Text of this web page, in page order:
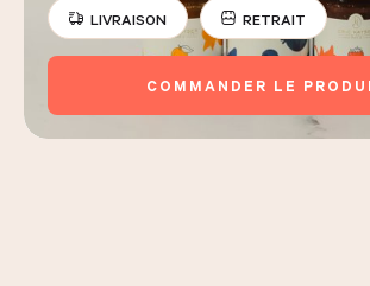
LIVRAISON RETRAIT
COMMANDER LE